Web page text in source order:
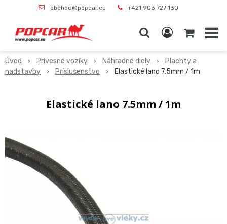
obchod@popcar.eu +421 903 727 130
Úvod Prívesné vozíky Náhradné diely
Plachty a
nadstavby
Príslušenstvo Elastické lano 7.5mm / 1m
Elastické lano 7.5mm / 1m